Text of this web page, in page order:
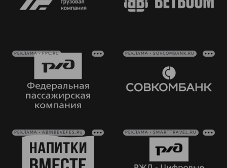
РЕКЛАМА • FPC.RU РЕКЛАМА • SOVCOMBANK.RU
РЕКЛАМА • ABINBEVEFES.RU РЕКЛАМА • SMARTTRAVEL.RU